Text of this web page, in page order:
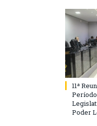
11ª
Período
Poder